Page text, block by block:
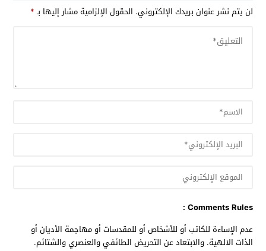
لن يتم نشر عنوان بريدك الإلكتروني. الحقول الإلزامية مشار إليها بـ*
Comments Rules :
عدم الإساءة للكاتب أو للأشخاص أو للمقدسات أو مهاجمة الأديان أو
الذات الالهية. والابتعاد عن التحريض الطائفي والعنصري والشتائم.